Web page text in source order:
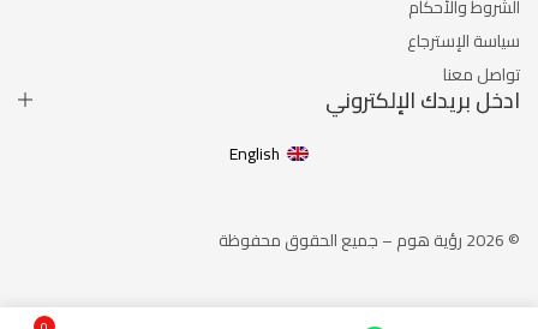
الشروط والأحكام
سياسة الإسترجاع
تواصل معنا
ادخل بريدك الإلكتروني
English
© 2026 رؤية هوم – جميع الحقوق محفوظة